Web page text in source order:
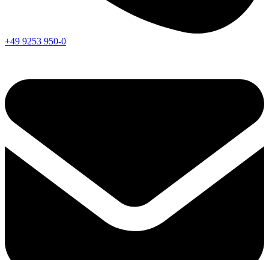
+49 9253 950-0